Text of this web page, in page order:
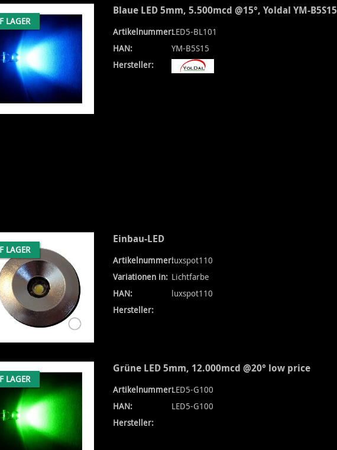
LAGER
Blaue LED 5mm, 5.500mcd @15°, Yoldal YM-B5S15
Artikelnummer:LED5-BL101
HAN:
YM-B5S15
Hersteller:
LAGER
Einbau-LED
Artikelnummer:luxspot110
Variationen in: Lichtfarbe
HAN:
luxspot110
Hersteller:
LAGER
Grüne LED 5mm, 12.000mcd @20° low price
Artikelnummer:LED5-G100
HAN:
LED5-G100
Hersteller: